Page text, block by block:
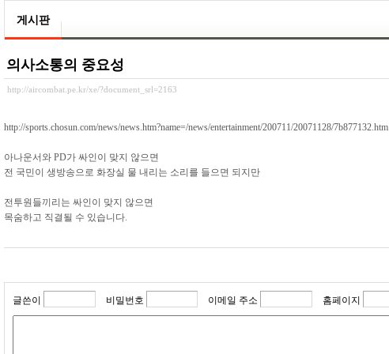
게시판
의사소통의 중요성
http://aircombat.pe.kr/xe/?document_srl=2163
http://sports.chosun.com/news/news.htm?name=/news/entertainment/200711/20071128/7b877132.htm
아나운서와 PD가 싸인이 맞지 않으면
전 국민이 생방송으로 화장실 물 내리는 소리를 들으면 되지만
전투원들끼리는 싸인이 맞지 않으면
목숨하고 직결될 수 있습니다.
글쓴이 비밀번호 이메일 주소 홈페이지